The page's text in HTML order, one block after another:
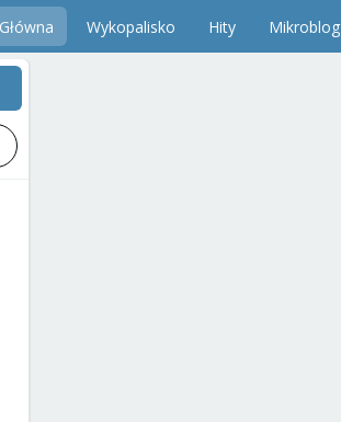
Główna Wykopalisko Hity Mikroblog